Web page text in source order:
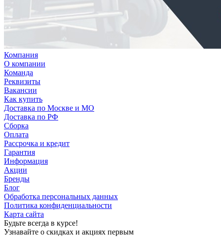
Компания
О компании
Команда
Реквизиты
Вакансии
Как купить
Доставка по Москве и МО
Доставка по РФ
Сборка
Оплата
Рассрочка и кредит
Гарантия
Информация
Акции
Бренды
Блог
Обработка персональных данных
Политика конфиденциальности
Карта сайта
Будьте всегда в курсе!
Узнавайте о скидках и акциях первым